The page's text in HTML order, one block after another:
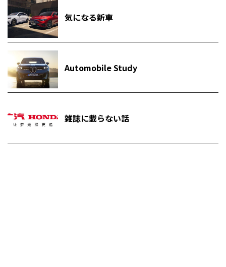
気になる新車
Automobile Study
雑誌に載らない話